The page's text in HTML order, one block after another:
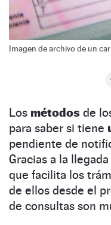
Imagen de archivo de un
Los métodos de
para saber si tiene
pendiente de
Gracias a la
que facilita los
de ellos desde el
de consultas son